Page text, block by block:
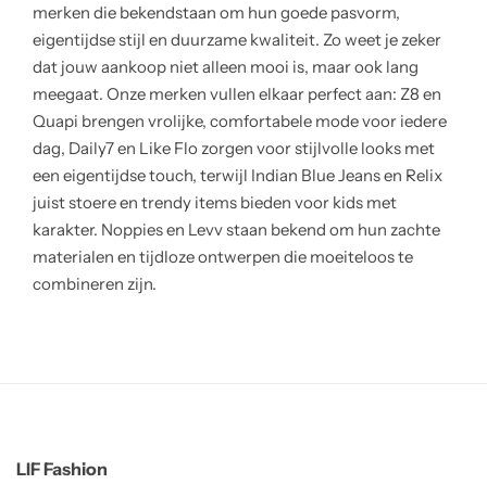
merken die bekendstaan om hun goede pasvorm,
eigentijdse stijl en duurzame kwaliteit. Zo weet je zeker
dat jouw aankoop niet alleen mooi is, maar ook lang
meegaat. Onze merken vullen elkaar perfect aan: Z8 en
Quapi brengen vrolijke, comfortabele mode voor iedere
dag, Daily7 en Like Flo zorgen voor stijlvolle looks met
een eigentijdse touch, terwijl Indian Blue Jeans en Relix
juist stoere en trendy items bieden voor kids met
karakter. Noppies en Levv staan bekend om hun zachte
materialen en tijdloze ontwerpen die moeiteloos te
combineren zijn.
LIF Fashion